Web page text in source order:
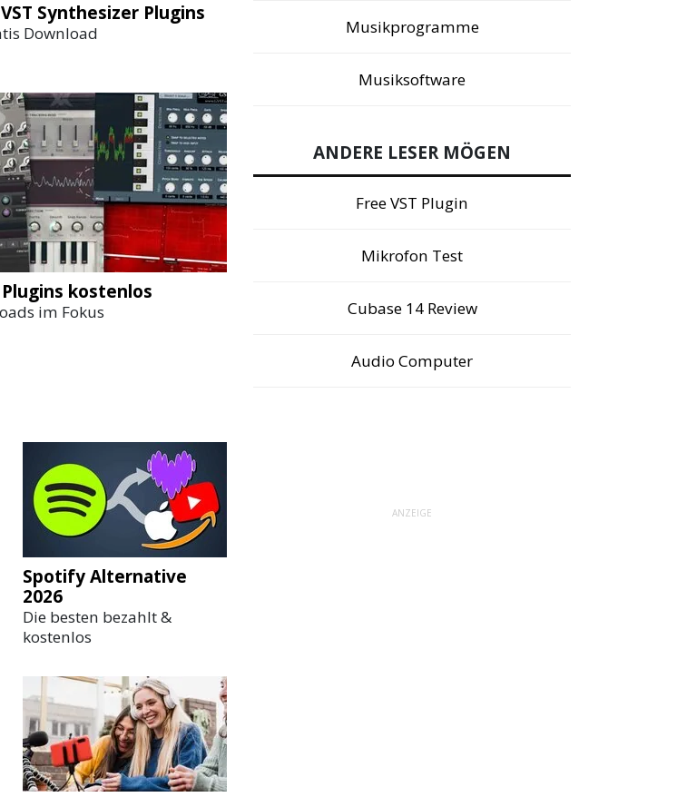
Synthesizer Plugins
Download
kostenlos
im Fokus
Spotify Alternative
2026
Die besten bezahlt &
kostenlos
Musikprogramme
Musiksoftware
ANDERE LESER MÖGEN
Free VST Plugin
Mikrofon Test
Cubase 14 Review
Audio Computer
ANZEIGE